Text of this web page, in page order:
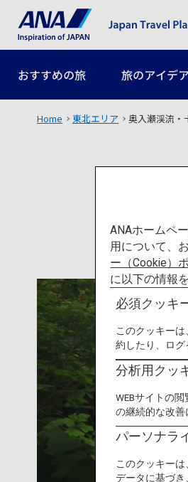
おすすめの旅 旅のアイデ
Home 東北エリア 奥入瀬渓流・
ANAホームペ
用について、
ー（Cookie）
に以下の情報
必須クッキ
このクッキー
約したり、ログ
分析用クッ
WEBサイトの
の継続的な改善
パーソナラ
このクッキー
データに基づき